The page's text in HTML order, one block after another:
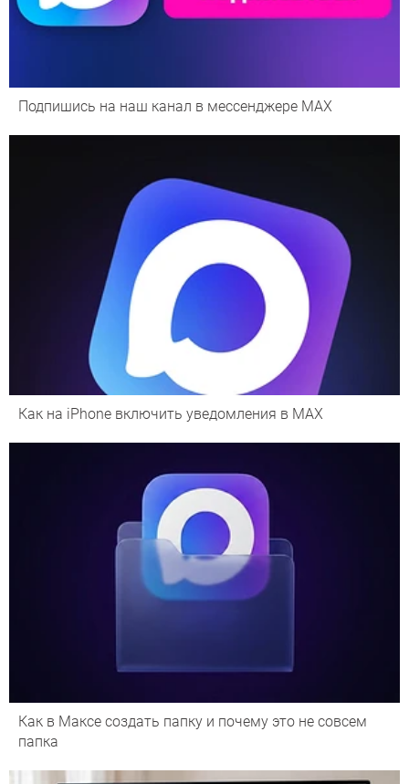
Подпишись на наш канал в мессенджере МАХ
Как на iPhone включить уведомления в MAX
Как в Максе создать папку и почему это не совсем
папка